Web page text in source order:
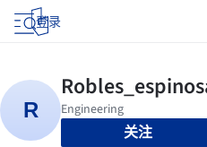
登录
关注